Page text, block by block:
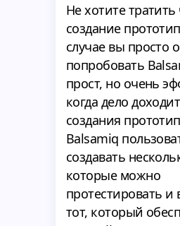
Не хотите
создание
случае вы просто
попробовать
прост, но очень
когда дело
создания
Balsamiq
создавать
которые можно
протестировать и
тот, который